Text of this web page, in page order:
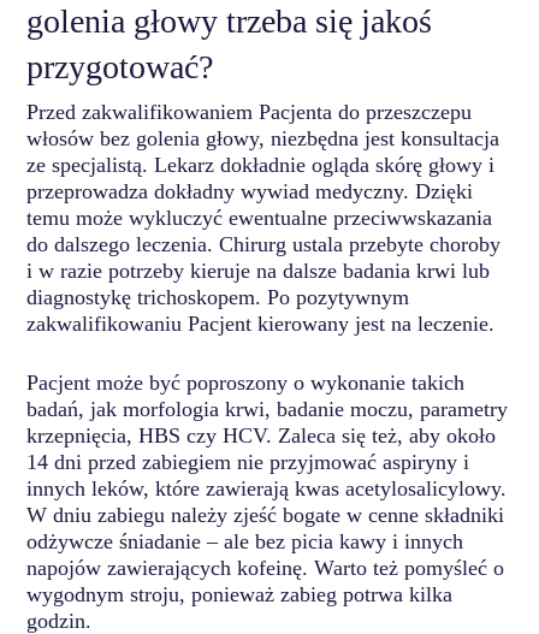
golenia głowy trzeba się jakoś
przygotować?
Przed zakwalifikowaniem Pacjenta do przeszczepu
włosów bez golenia głowy, niezbędna jest konsultacja
ze specjalistą. Lekarz dokładnie ogląda skórę głowy i
przeprowadza dokładny wywiad medyczny. Dzięki
temu może wykluczyć ewentualne przeciwwskazania
do dalszego leczenia. Chirurg ustala przebyte choroby
i w razie potrzeby kieruje na dalsze badania krwi lub
diagnostykę trichoskopem. Po pozytywnym
zakwalifikowaniu Pacjent kierowany jest na leczenie.
Pacjent może być poproszony o wykonanie takich
badań, jak morfologia krwi, badanie moczu, parametry
krzepnięcia, HBS czy HCV. Zaleca się też, aby około
14 dni przed zabiegiem nie przyjmować aspiryny i
innych leków, które zawierają kwas acetylosalicylowy.
W dniu zabiegu należy zjeść bogate w cenne składniki
odżywcze śniadanie – ale bez picia kawy i innych
napojów zawierających kofeinę. Warto też pomyśleć o
wygodnym stroju, ponieważ zabieg potrwa kilka
godzin.